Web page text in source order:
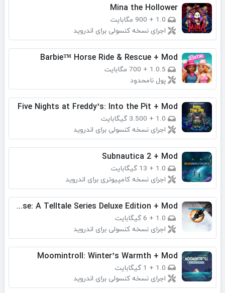
Mina the Hollower
1.0
+ 900 مگابایت
اجرای نسخه کنسولی برای اندروید
Barbie™ Horse Ride & Rescue + Mod
1.0.5
+ 700 مگابایت
پول نامحدود
Five Nights at Freddy’s: Into the Pit + Mod
1.0
+ 3.500 گیگابایت
اجرای نسخه کنسولی برای اندروید
Subnautica 2 + Mod
1.0
+ 13 گیگابایت
اجرای نسخه کامپیوتری برای اندروید
The Expanse: A Telltale Series Deluxe Edition + Mod
1.0
+ 6 گیگابایت
اجرای نسخه کنسولی برای اندروید
Moomintroll: Winter’s Warmth + Mod
1.0
+ 1 گیگابایت
اجرای نسخه کنسولی برای اندروید